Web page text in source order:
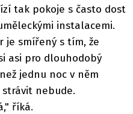
tak pokoje s často dost
instalacemi.
je smířený s tím, že
asi pro dlouhodobý
jednu noc v něm
nebude.
říká.